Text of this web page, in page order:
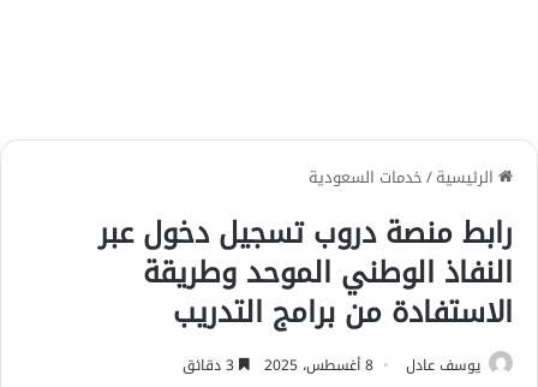
الرئيسية/خدمات السعودية
رابط منصة دروب تسجيل دخول عبر
النفاذ الوطني الموحد وطريقة
الاستفادة من برامج التدريب
يوسف عادل 8 أغسطس، 2025